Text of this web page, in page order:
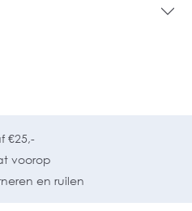
€25,-
voorop
en ruilen